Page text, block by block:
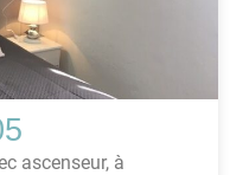
ascenseur, à